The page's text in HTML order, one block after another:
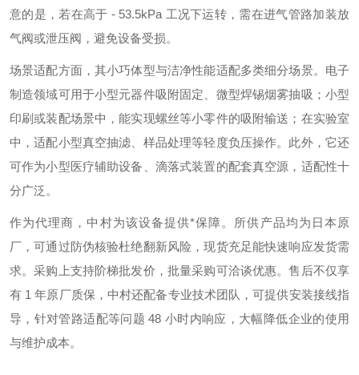
意的是，若在高于 - 53.5kPa 工况下运转，需在进气管路加装放
气阀或泄压阀，避免设备受损。
场景适配方面，其小巧体型与洁净性能适配多类细分场景。电子
制造领域可用于小型元器件吸附固定、微型焊锡烟雾抽吸；小型
印刷或装配场景中，能实现螺丝等小零件的吸附输送；在实验室
中，适配小型真空抽滤、样品处理等轻度负压操作。此外，它还
可作为小型医疗辅助设备、滴落式装置的配套真空源，适配性十
分广泛。
作为代理商，中村为该设备提供*保障。所供产品均为日本原
厂，可通过防伪核验杜绝翻新风险，现货充足能快速响应发货需
求。采购上支持阶梯批发价，批量采购可洽谈优惠。售后不仅享
有 1 年原厂质保，中村还配备专业技术团队，可提供安装接线指
导，针对管路适配等问题 48 小时内响应，大幅降低企业的使用
与维护成本。